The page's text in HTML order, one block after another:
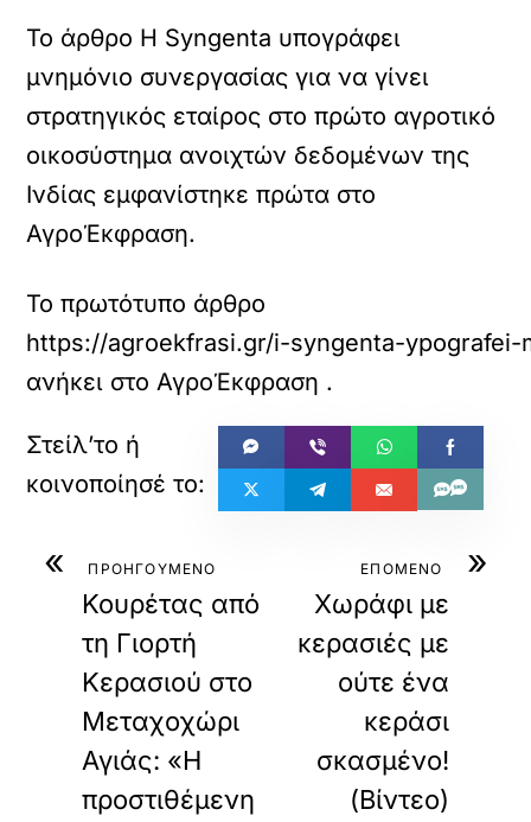
Το άρθρο Η Syngenta υπογράφει
μνημόνιο συνεργασίας για να γίνει
στρατηγικός εταίρος στο πρώτο αγροτικό
οικοσύστημα ανοιχτών δεδομένων της
Ινδίας εμφανίστηκε πρώτα στο
ΑγροΈκφραση.
Το πρωτότυπο άρθρο
https://agroekfrasi.gr/i-syngenta-
ανήκει στοΑγροΈκφραση .
« ΠΡΟΗΓΟΥΜΕΝΟ
Κουρέτας από
τη Γιορτή
Κερασιού στο
Μεταχοχώρι
Αγιάς: «Η
προστιθέμενη
»
ΕΠΟΜΕΝΟ
Χωράφι με
κερασιές με
ούτε ένα
κεράσι
σκασμένο!
(Βίντεο)